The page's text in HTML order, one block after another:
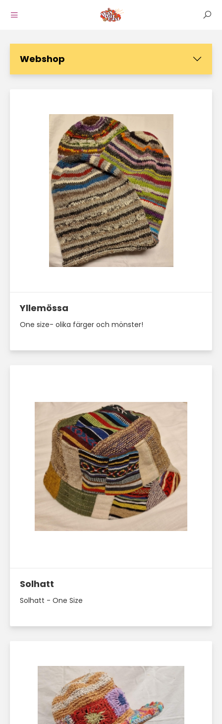
Webshop
Yllemössa
One size- olika färger och mönster!
Läs mer här
Solhatt
Solhatt - One Size